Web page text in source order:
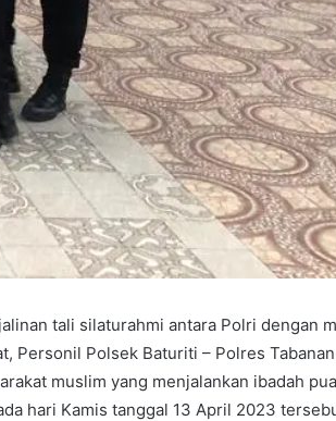
tali silaturahmi antara Polri dengan
Personil Polsek Baturiti – Polres
muslim yang menjalankan ibadah
hari Kamis tanggal 13 April 2023